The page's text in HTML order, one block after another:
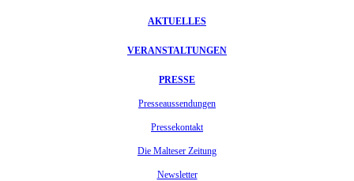
AKTUELLES
VERANSTALTUNGEN
PRESSE
Presseaussendungen
Pressekontakt
Die Malteser Zeitung
Newsletter